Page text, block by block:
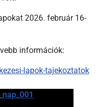
2026. február 16-
információk:
lapok-tajekoztatok